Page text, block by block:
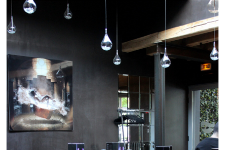
Découvrir un Restaurant Val de Marne agréable permet de
préparer une sortie réussie. Un Restaurant Val de Marne reste
une solution appréciée pour partager un repas agréable. Le
cadre d’un Restaurant Val de Marne influence directement le
plaisir du repas. Une carte bien pensée dans un Restaurant Val
de Marne renforce l’intérêt des clients. La réussite d’un
Restaurant Val de Marne passe en grande partie par de bons
produits. Le soin apporté au service reste un point fort pour un
Restaurant Val de Marne. La situation géographique d’un
Restaurant Val de Marne reste un critère pratique important.
Pour la pause méridienne, un Restaurant Val de Marne
dynamique attire naturellement. Le soir venu, un Restaurant Val
de Marne élégant peut créer une vraie parenthèse. Pour une
rencontre professionnelle, un Restaurant Val de Marne bien tenu
reste approprié. Le budget prévu oriente naturellement le choix
d’un Restaurant Val de Marne. Un Restaurant Val de Marne se